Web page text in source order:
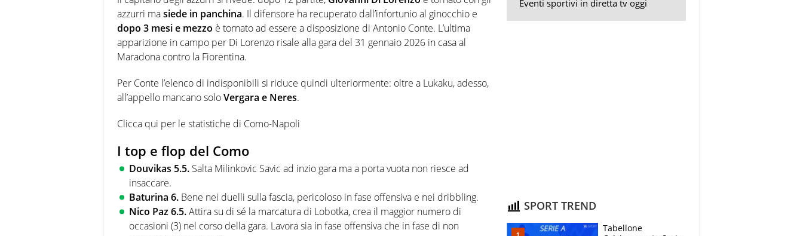
azzurri masiede in panchina. Il difensore ha recuperato dall’infortunio al ginocchio e
dopo 3 mesi e mezzo è tornato ad essere a disposizione di Antonio Conte. L’ultima
apparizione in campo per Di Lorenzo risale alla gara del 31 gennaio 2026 in casa al
Maradona contro la Fiorentina.
Per Conte l’elenco di indisponibili si riduce quindi ulteriormente: oltre a Lukaku, adesso,
all’appello mancano soloVergara e Neres.
Clicca qui per le statistiche di Como-Napoli
I top e flop del Como
Douvikas 5.5. Salta Milinkovic Savic ad inzio gara ma a porta vuota non riesce ad
insaccare.
Baturina 6. Bene nei duelli sulla fascia, pericoloso in fase offensiva e nei dribbling.
Nico Paz 6.5.Attira su di sé la marcatura di Lobotka, crea il maggior numero di
occasioni (3) nel corso della gara. Lavora sia in fase offensiva che in fase di non
Eventi sportivi in diretta tv oggi
SPORT TREND
Tabellone